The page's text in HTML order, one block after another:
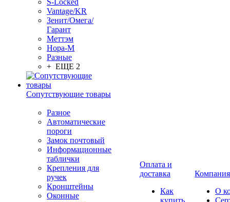
S-Locked
Vantage/KR
Зенит/Омега/
Гарант
Меттэм
Нора-М
Разные
+ ЕЩЕ 2
Сопутствующие товары
Разное
Автоматические
пороги
Замок почтовый
Информационные
таблички
Крепления для
ручек
Кронштейны
Оконные
Оплата и
доставка
Как
Компания
О